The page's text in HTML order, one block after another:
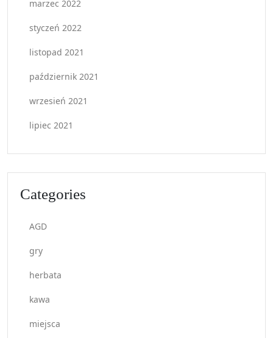
marzec 2022
styczeń 2022
listopad 2021
październik 2021
wrzesień 2021
lipiec 2021
Categories
AGD
gry
herbata
kawa
miejsca